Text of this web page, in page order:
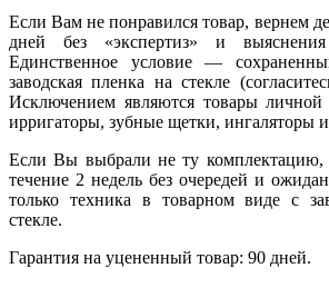
Если Вам не понравился товар, вернем
дней без «экспертиз» и
Единственное условие —
заводская пленка на стекле
Исключением являются товары
ирригаторы, зубные щетки, ингаляторы
Если Вы выбрали не ту комплектацию,
течение 2 недель без очередей и
только техника в товарном виде с
стекле.
Гарантия на уцененный товар: 90 дней.